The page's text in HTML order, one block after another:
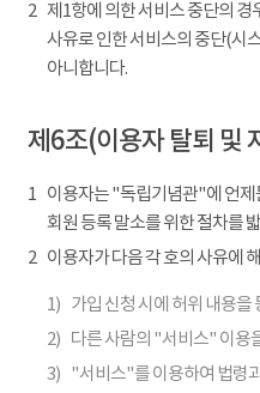
2 제1항에 의한 서비스 중단의
사유로 인한 서비스의 중단(시
아니합니다.
제6조(이용자 탈퇴 및
1 이용자는 "독립기념관"에 언제
회원 등록 말소를 위한 절차를
2 이용자가 다음 각 호의 사유에
1) 가입 신청 시에 허위 내용을
2) 다른 사람의 "서비스" 이용
3) "서비스"를 이용하여 법령